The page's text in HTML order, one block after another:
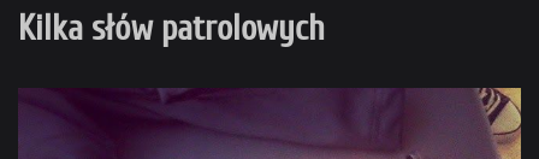
Kilka słów patrolowych